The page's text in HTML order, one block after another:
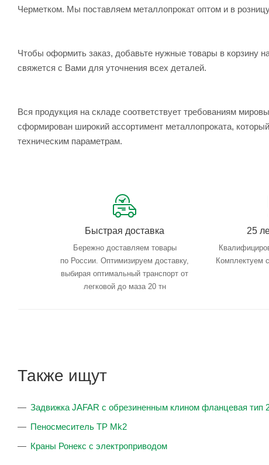
Черметком. Мы поставляем металлопрокат оптом и в
Чтобы оформить заказ, добавьте нужные товары в корзину
свяжется с Вами для уточнения всех деталей.
Вся продукция на складе соответствует требованиям
сформирован широкий ассортимент металлопроката,
техническим параметрам.
Быстрая доставка
Бережно доставляем товары
по России. Оптимизируем доставку,
выбирая оптимальный транспорт от
легковой до маза 20 тн
25
Комплектуем
Также ищут
Задвижка JAFAR с обрезиненным клином фланцевая тип
Пеносмеситель TP Mk2
Краны Ронекс с электроприводом